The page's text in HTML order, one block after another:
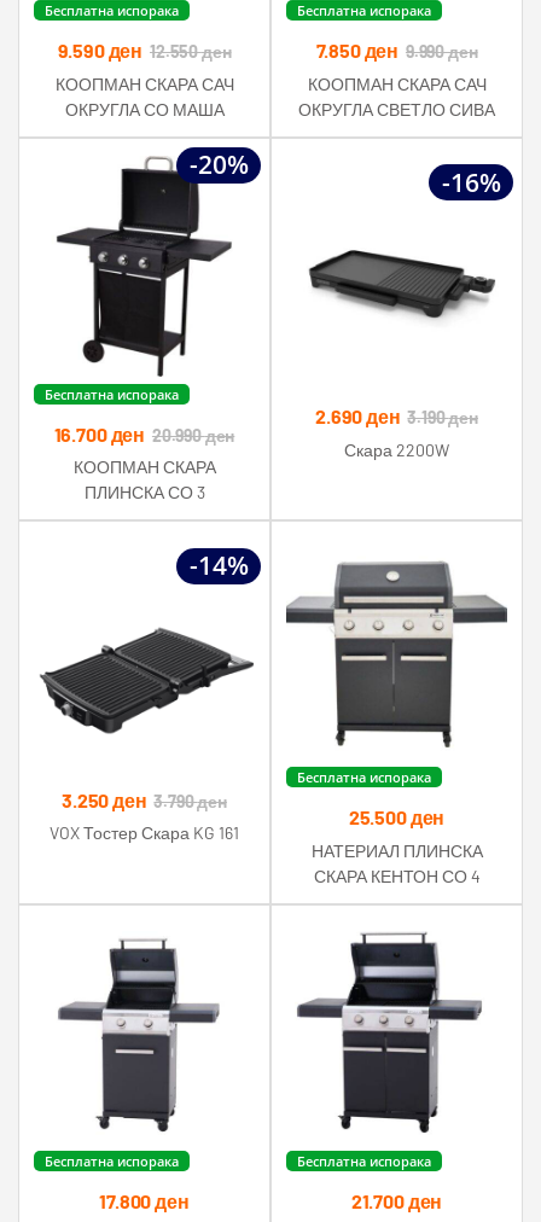
Бесплатна испорака
9.590ден 12.550ден
КООПМАН СКАРА САЧ
ОКРУГЛА СО МАША
54,5Х38 СМ
Бесплатна испорака
7.850ден 9.990ден
КООПМАН СКАРА САЧ
ОКРУГЛА СВЕТЛО СИВА
52Х18,5
-20%
Бесплатна испорака
16.700 ден 20.990ден
КООПМАН СКАРА
ПЛИНСКА СО 3
ПЛАМЕНИКА 106Х53Х102
-16%
2.690ден 3.190ден
Скара 2200W
-14%
3.250 ден 3.790ден
VOX Тостер Скара KG 161
Бесплатна испорака
25.500ден
НАТЕРИАЛ ПЛИНСКА
СКАРА КЕНТОН СО 4
ГРЕЈАЧИ 14 КW
Бесплатна испорака
17.800ден
Бесплатна испорака
21.700ден